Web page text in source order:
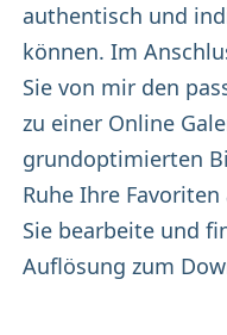
authentisch und
können. Im
Sie von mir den
zu einer Online
grundoptimierten
Ruhe Ihre
Sie bearbeite und
Auflösung zum